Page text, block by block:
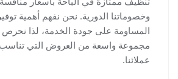
وخصوماتنا الدورية. نحن نفهم أهمية
المساومة على جودة الخدمة، لذا
مجموعة واسعة من العروض التي
عملائنا.